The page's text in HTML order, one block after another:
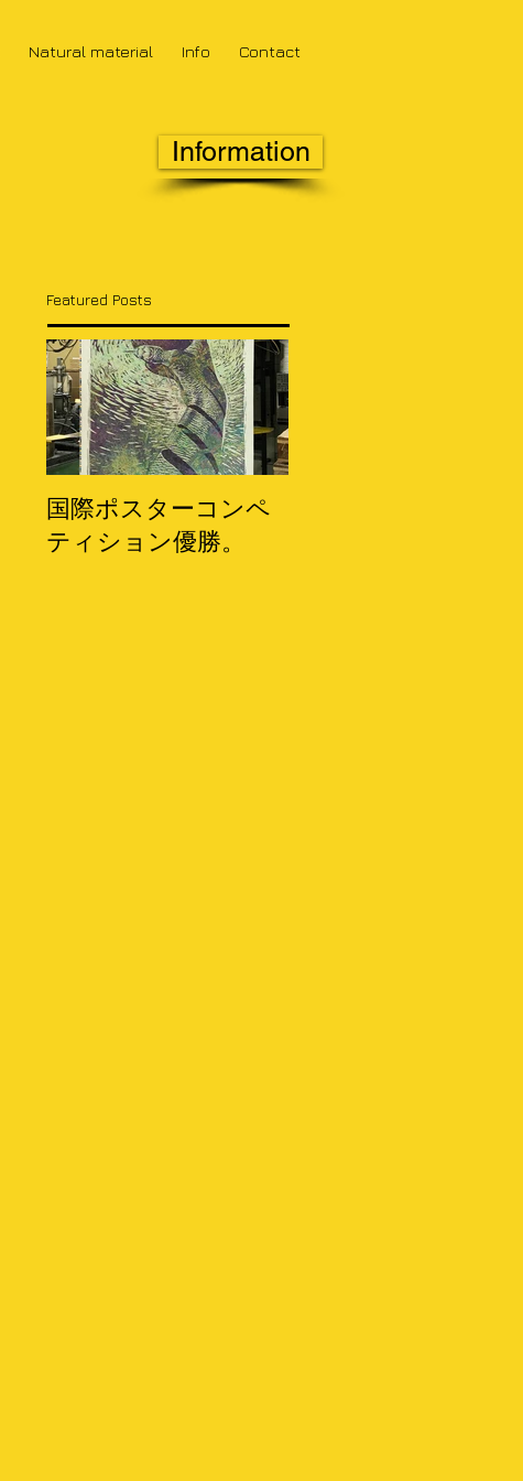
Information
Natural material Info Contact
Featured Posts
国際ポスターコンペ
ティション優勝。